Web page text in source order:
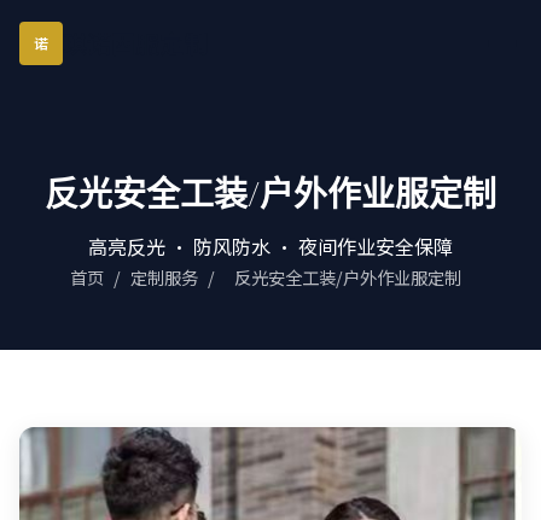
诺
反光安全工装/户外作业服定制
高亮反光 · 防风防水 · 夜间作业安全保障
首页 / 定制服务 / 反光安全工装/户外作业服定制